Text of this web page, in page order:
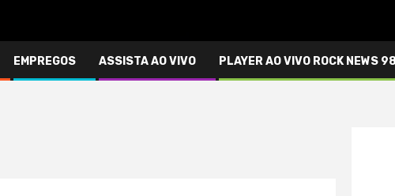
EMPREGOS ASSISTA AO VIVO PLAYER AO VIVO ROCK NEWS